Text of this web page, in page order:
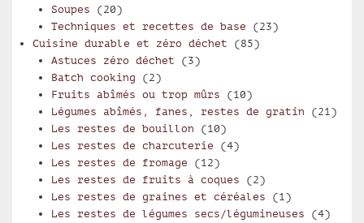
Soupes (20)
Techniques et recettes de base (23)
Cuisine durable et zéro déchet (85)
Astuces zéro déchet (3)
Batch cooking (2)
Fruits abîmés ou trop mûrs (10)
Légumes abîmés, fanes, restes de gratin (21)
Les restes de bouillon (10)
Les restes de charcuterie (4)
Les restes de fromage (12)
Les restes de fruits à coques (2)
Les restes de graines et céréales (1)
Les restes de légumes secs/légumineuses (4)